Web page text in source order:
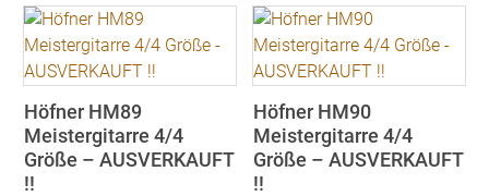
Höfner HM89
Meistergitarre 4/4
Größe – AUSVERKAUFT
!!
Höfner HM90
Meistergitarre 4/4
Größe – AUSVERKAUFT
!!